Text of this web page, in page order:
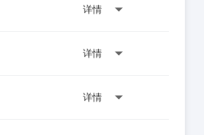
详情
详情
详情